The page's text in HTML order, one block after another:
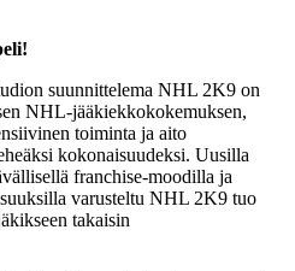
suunnittelema NHL 2K9 on
NHL-jääkiekkokokemuksen,
toiminta ja aito
kokonaisuudeksi. Uusilla
franchise-moodilla ja
varusteltu NHL 2K9 tuo
takaisin